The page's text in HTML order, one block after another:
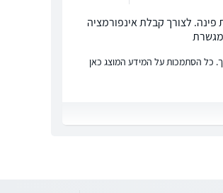
לצורך קבלת אינפורמציה
כל הסתמכות על המידע המוצג כאן